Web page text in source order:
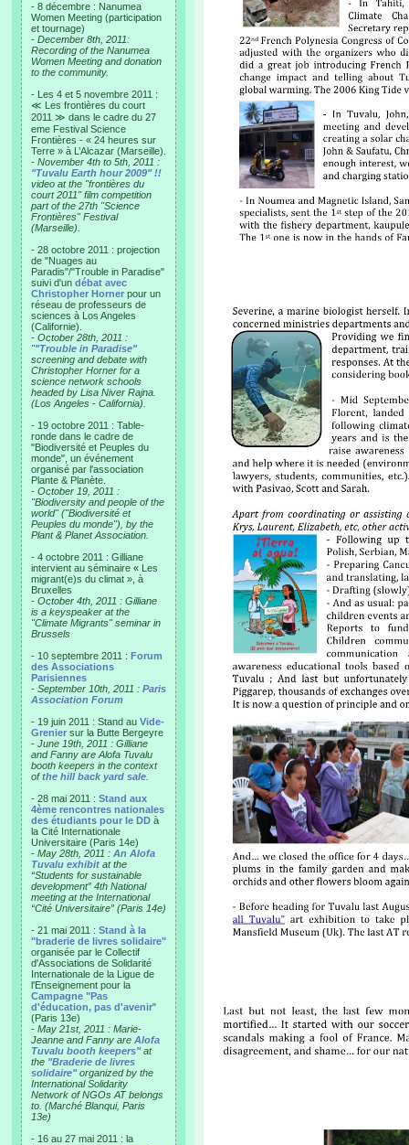
- 8 décembre : Nanumea
Women Meeting (participation
et tournage)
- December 8th, 2011:
Recording of the Nanumea
Women Meeting and donation
to the community.
- Les 4 et 5 novembre 2011 :
≪ Les frontières du court
2011 ≫ dans le cadre du 27
eme Festival Science
Frontières - « 24 heures sur
Terre » à L’Alcazar (Marseille).
- November 4th to 5th, 2011 :
"Tuvalu Earth hour 2009" !!
video at the "frontières du
court 2011" film competition
part of the 27th "Science
Frontières" Festival
(Marseille).
- 28 octobre 2011 : projection
de "Nuages au
Paradis"/"Trouble in Paradise"
suivi d'un débat avec
Christopher Horner pour un
réseau de professeurs de
sciences à Los Angeles
(Californie).
- October 28th, 2011 :
""Trouble in Paradise"
screening and debate with
Christopher Horner for a
science network schools
headed by Lisa Niver Rajna.
(Los Angeles - California).
- 19 octobre 2011 : Table-
ronde dans le cadre de
"Biodiversité et Peuples du
monde", un événement
organisé par l'association
Plante & Planète.
- October 19, 2011 :
"Biodiversity and people of the
world" ("Biodiversité et
Peuples du monde"), by the
Plant & Planet Association.
- 4 octobre 2011 : Gilliane
intervient au séminaire « Les
migrant(e)s du climat », à
Bruxelles
- October 4th, 2011 : Gilliane
is a keyspeaker at the
"Climate Migrants" seminar in
Brussels
- 10 septembre 2011 : Forum
des Associations
Parisiennes
- September 10th, 2011 : Paris
Association Forum
- 19 juin 2011 : Stand au Vide-
Grenier sur la Butte Bergeyre
- June 19th, 2011 : Gilliane
and Fanny are Alofa Tuvalu
booth keepers in the context
ofthe hill back yard sale
- 28 mai 2011 : Stand aux
4ème rencontres nationales
des étudiants pour le DD à
la Cité Internationale
Universitaire (Paris 14e)
- May 28th, 2011 : An Alofa
Tuvalu exhibit at the
“Students for sustainable
development” 4th National
meeting at the International
“Cité Universitaire” (Paris 14e)
- 21 mai 2011 : Stand à la
"braderie de livres solidaire"
organisée par le Collectif
d'Associations de Solidarité
Internationale de la Ligue de
l'Enseignement pour la
Campagne "Pas
d'éducation, pas d'avenir"
(Paris 13e)
- May 21st, 2011 : Marie-
Jeanne and Fanny are Alofa
Tuvalu booth keepers"at
the "Braderie de livres
solidaire"organized by the
International Solidarity
Network of NGOs AT belongs
to. (Marché Blanqui, Paris
13e)
- 16 au 27 mai 2011 : la